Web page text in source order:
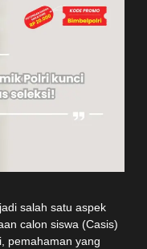
salah satu aspek
calon siswa (Casis)
pemahaman yang